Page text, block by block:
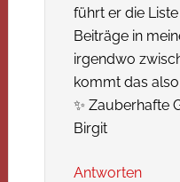
führt er die
Beiträge in
irgendwo
kommt das
✨ Zauberhafte
Birgit
Antworten